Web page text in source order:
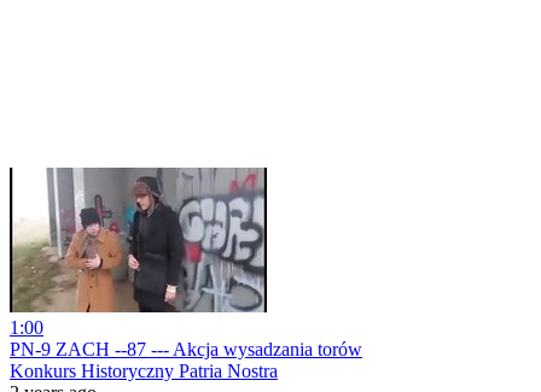
1:00
PN-9 ZACH --87 --- Akcja wysadzania torów
Konkurs Historyczny Patria Nostra